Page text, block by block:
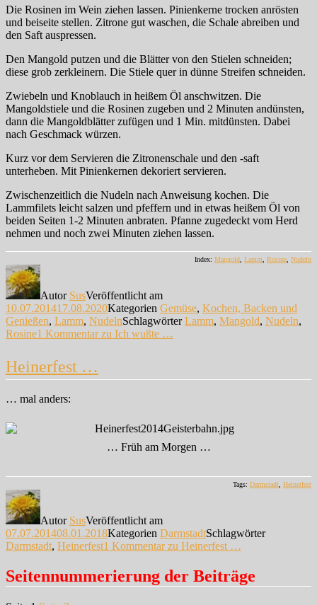
Die Rosinen im Wein ziehen lassen. Pinienkerne trocken anrösten
und beiseite stellen. Zitrone gut waschen, die Schale abreiben und
den Saft auspressen.
Den Mangold putzen und die Blätter von den Stielen schneiden;
diese grob zerkleinern. Die Stiele quer in dünne Streifen schneiden.
Zwiebeln und Knoblauch in heißem Öl anschwitzen. Die
Mangoldstiele und die Rosinen zugeben und 2 Minuten andünsten,
dann die Mangoldblätter zufügen und 1 Min. mitdünsten. Dabei
nach Geschmack würzen.
Kurz vor dem Servieren die Zitronenschale und den -saft
unterheben. Mit Pinienkernen dekoriert servieren.
Zwischenzeitlich die Nudeln nach Anweisung kochen. Die
Lammfilets leicht salzen und pfeffern und in etwas heißem Öl von
beiden Seiten 1-2 Minuten anbraten. Pfanne zugedeckt vom Herd
nehmen und noch zwei Minuten ziehen lassen.
Index: Mangold Lamm Rosine Nudeln
Autor SusVeröffentlicht am
10.07.201417.08.2020Kategorien Gemüse, Kochen, Backen und
Genießen, Lamm, NudelnSchlagwörterLamm, Mangold, Nudeln,
Rosine1 Kommentarzu Ich wußte …
Heinerfest …
… mal anders:
… Früh am Morgen …
Tags: Darmstadt, Heinerfest
Autor SusVeröffentlicht am
07.07.201408.01.2018Kategorien DarmstadtSchlagwörter
Darmstadt, Heinerfest1 Kommentarzu Heinerfest …
Seitennummerierung der Beiträge